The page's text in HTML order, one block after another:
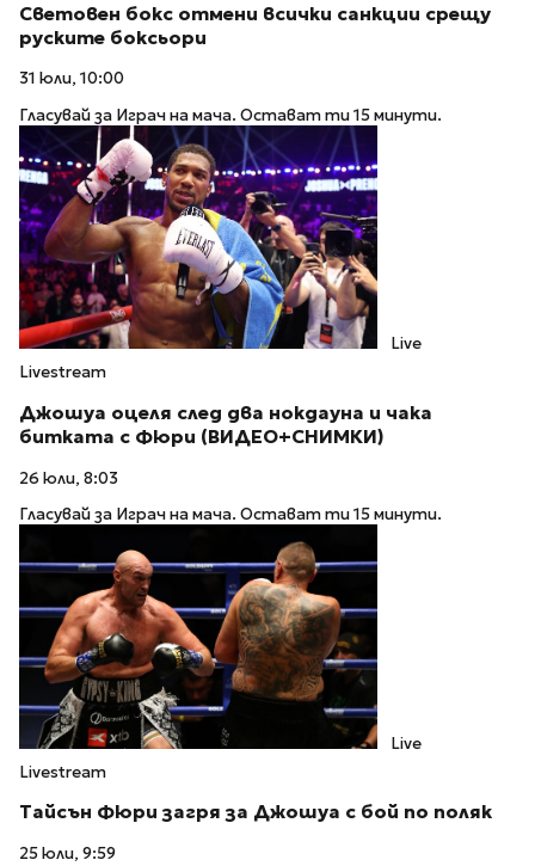
Световен бокс отмени всички санкции срещу
руските боксьори
31 юли, 10:00
Гласувай за Играч на мача. Остават ти 15 минути.
Live
Livestream
Джошуа оцеля след два нокдауна и чака
битката с Фюри (ВИДЕО+СНИМКИ)
26 юли, 8:03
Гласувай за Играч на мача. Остават ти 15 минути.
Live
Livestream
Тайсън Фюри загря за Джошуа с бой по поляк
25 юли, 9:59